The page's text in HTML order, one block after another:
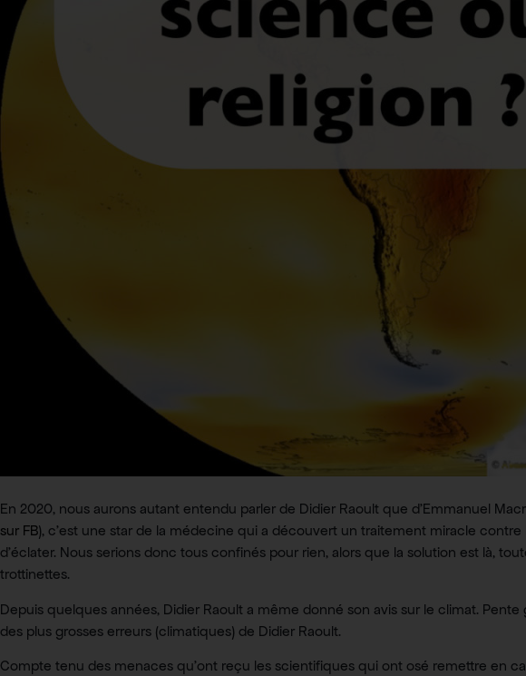
En 2020, nous aurons autant entendu parler de Didier Raoult que d’Emmanuel
sur FB), c’est une star de la médecine qui a découvert un traitement miracle
d’éclater. Nous serions donc tous confinés pour rien, alors que la solution est là,
trottinettes.
Depuis quelques années, Didier Raoult a même donné son avis sur le climat. Pente
des plus grosses erreurs (climatiques) de Didier Raoult.
Compte tenu des menaces qu’ont reçu les scientifiques qui ont osé remettre en